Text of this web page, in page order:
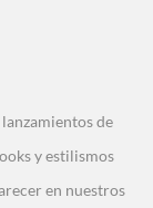
de
y estilismos
en nuestros